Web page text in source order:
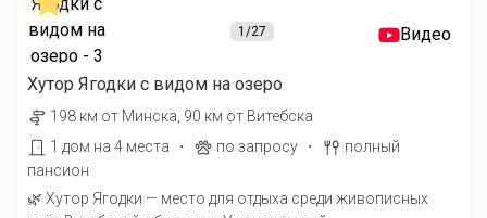
1/27 Видео
Хутор Ягодки с видом на озеро
198 км от Минска, 90 км от Витебска
1 дом на 4 места
· по запросу ·
полный
пансион
🌿 Хутор Ягодки — место для отдыха среди живописных